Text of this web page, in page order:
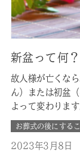
新盆って何
故人様が亡くな
ん）または初盆
よって変わりま
盆、すなわち新
です。ではそん
盆とは？？ 先述
2023年3月8日
お葬式の後にするこ